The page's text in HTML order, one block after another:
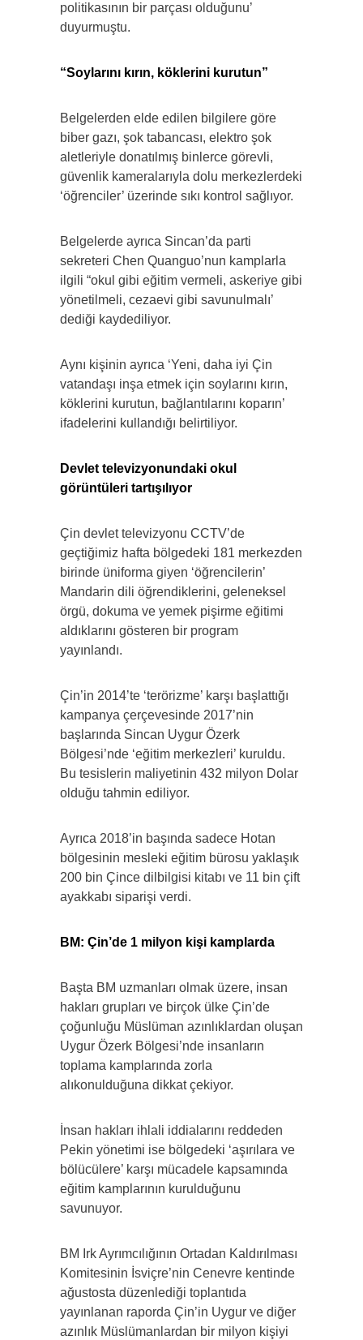
politikasının bir parçası olduğunu’
duyurmuştu.
“Soylarını kırın, köklerini kurutun”
Belgelerden elde edilen bilgilere göre
biber gazı, şok tabancası, elektro şok
aletleriyle donatılmış binlerce görevli,
güvenlik kameralarıyla dolu merkezlerdeki
‘öğrenciler’ üzerinde sıkı kontrol sağlıyor.
Belgelerde ayrıca Sincan’da parti
sekreteri Chen Quanguo’nun kamplarla
ilgili “okul gibi eğitim vermeli, askeriye gibi
yönetilmeli, cezaevi gibi savunulmalı’
dediği kaydediliyor.
Aynı kişinin ayrıca ‘Yeni, daha iyi Çin
vatandaşı inşa etmek için soylarını kırın,
köklerini kurutun, bağlantılarını koparın’
ifadelerini kullandığı belirtiliyor.
Devlet televizyonundaki okul
görüntüleri tartışılıyor
Çin devlet televizyonu CCTV’de
geçtiğimiz hafta bölgedeki 181 merkezden
birinde üniforma giyen ‘öğrencilerin’
Mandarin dili öğrendiklerini, geleneksel
örgü, dokuma ve yemek pişirme eğitimi
aldıklarını gösteren bir program
yayınlandı.
Çin’in 2014’te ‘terörizme’ karşı başlattığı
kampanya çerçevesinde 2017’nin
başlarında Sincan Uygur Özerk
Bölgesi’nde ‘eğitim merkezleri’ kuruldu.
Bu tesislerin maliyetinin 432 milyon Dolar
olduğu tahmin ediliyor.
Ayrıca 2018’in başında sadece Hotan
bölgesinin mesleki eğitim bürosu yaklaşık
200 bin Çince dilbilgisi kitabı ve 11 bin çift
ayakkabı siparişi verdi.
BM: Çin’de 1 milyon kişi kamplarda
Başta BM uzmanları olmak üzere, insan
hakları grupları ve birçok ülke Çin’de
çoğunluğu Müslüman azınlıklardan oluşan
Uygur Özerk Bölgesi’nde insanların
toplama kamplarında zorla
alıkonulduğuna dikkat çekiyor.
İnsan hakları ihlali iddialarını reddeden
Pekin yönetimi ise bölgedeki ‘aşırılara ve
bölücülere’ karşı mücadele kapsamında
eğitim kamplarının kurulduğunu
savunuyor.
BM Irk Ayrımcılığının Ortadan Kaldırılması
Komitesinin İsviçre’nin Cenevre kentinde
ağustosta düzenlediği toplantıda
yayınlanan raporda Çin’in Uygur ve diğer
azınlık Müslümanlardan bir milyon kişiyi